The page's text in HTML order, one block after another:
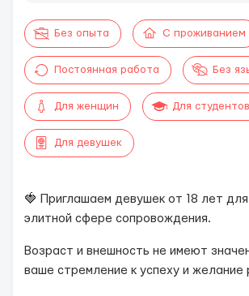
Без опыта С проживанием
Постоянная работа Без
Для женщин Для студентов
Для девушек
🍓 Приглашаем девушек от 18 лет
элитной сфере сопровождения.
Возраст и внешность не имеют
ваше стремление к успеху и желание